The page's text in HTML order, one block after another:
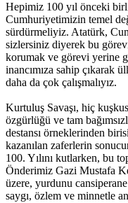
Hepimiz 100 yıl önceki
Cumhuriyetimizin temel
sürdürmeliyiz. Atatürk,
sizlersiniz diyerek bu
korumak ve görevi yerine
inancımıza sahip çıkarak
daha da çok çalışmalıyız.
Kurtuluş Savaşı, hiç
özgürlüğü ve tam
destansı örneklerinden
kazanılan zaferlerin
100. Yılını kutlarken, bu
Önderimiz Gazi Mustafa
üzere, yurdunu
saygı, özlem ve minnetle